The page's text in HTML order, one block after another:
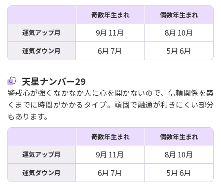
奇数年生まれ
偶数年生まれ
運気アップ月
9月 11月 8月 10月
運気ダウン月 6月 7月 5月 6月
天星ナンバー29
警戒心が強くなかなか人に心を開かないので、信頼関係を築
くまでに時間がかかるタイプ。頑固で融通が利きにくい部分
もあります。
奇数年生まれ
偶数年生まれ
運気アップ月
9月 11月 8月 10月
運気ダウン月 6月 7月 5月 6月